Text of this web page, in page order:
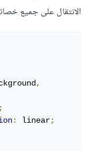
الانتقال على جميع
,
;
: linear;